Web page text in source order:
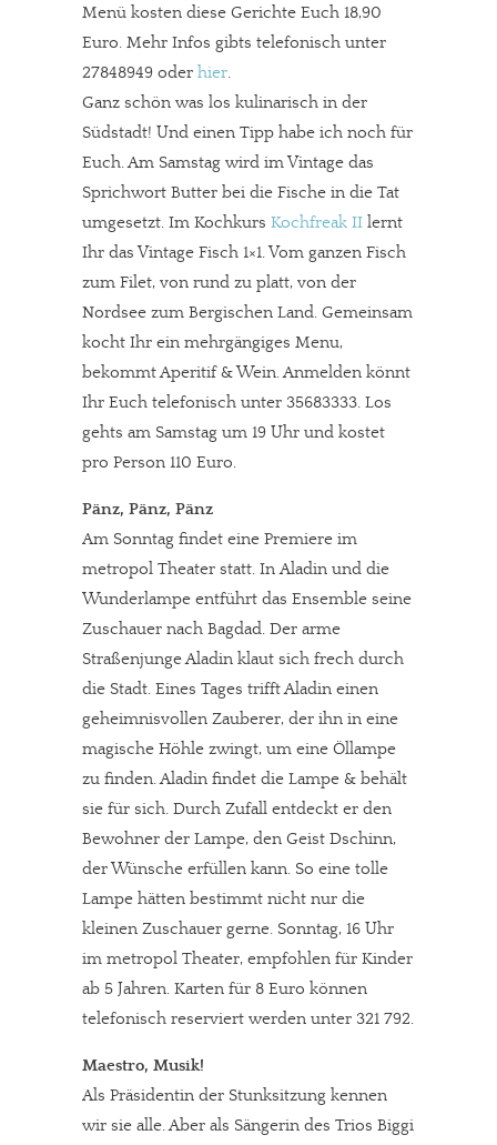
Menü kosten diese Gerichte Euch 18,90
Euro. Mehr Infos gibts telefonisch unter
27848949 oder hier.
Ganz schön was los kulinarisch in der
Südstadt! Und einen Tipp habe ich noch für
Euch. Am Samstag wird im Vintage das
Sprichwort Butter bei die Fische in die Tat
umgesetzt. Im Kochkurs Kochfreak II lernt
Ihr das Vintage Fisch 1×1. Vom ganzen Fisch
zum Filet, von rund zu platt, von der
Nordsee zum Bergischen Land. Gemeinsam
kocht Ihr ein mehrgängiges Menu,
bekommt Aperitif & Wein. Anmelden könnt
Ihr Euch telefonisch unter 35683333. Los
gehts am Samstag um 19 Uhr und kostet
pro Person 110 Euro.
Pänz, Pänz, Pänz
Am Sonntag findet eine Premiere im
metropol Theater statt. In Aladin und die
Wunderlampe entführt das Ensemble seine
Zuschauer nach Bagdad. Der arme
Straßenjunge Aladin klaut sich frech durch
die Stadt. Eines Tages trifft Aladin einen
geheimnisvollen Zauberer, der ihn in eine
magische Höhle zwingt, um eine Öllampe
zu finden. Aladin findet die Lampe & behält
sie für sich. Durch Zufall entdeckt er den
Bewohner der Lampe, den Geist Dschinn,
der Wünsche erfüllen kann. So eine tolle
Lampe hätten bestimmt nicht nur die
kleinen Zuschauer gerne. Sonntag, 16 Uhr
im metropol Theater, empfohlen für Kinder
ab 5 Jahren. Karten für 8 Euro können
telefonisch reserviert werden unter 321 792.
Maestro, Musik!
Als Präsidentin der Stunksitzung kennen
wir sie alle. Aber als Sängerin des Trios Biggi